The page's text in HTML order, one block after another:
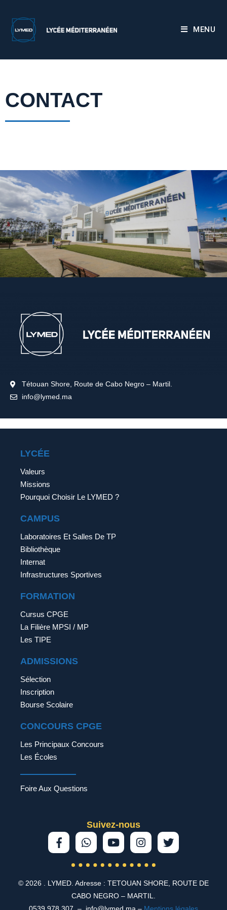
MENU
CONTACT
Tétouan Shore, Route de Cabo Negro – Martil.
info@lymed.ma
LYCÉE
Valeurs
Missions
Pourquoi Choisir Le LYMED ?
CAMPUS
Laboratoires Et Salles De TP
Bibliothèque
Internat
Infrastructures Sportives
FORMATION
Cursus CPGE
La Filière MPSI / MP
Les TIPE
ADMISSIONS
Sélection
Inscription
Bourse Scolaire
CONCOURS CPGE
Les Principaux Concours
Les Écoles
Foire Aux Questions
Suivez-nous
© 2026 . LYMED. Adresse : TETOUAN SHORE, ROUTE DE
CABO NEGRO – MARTIL.